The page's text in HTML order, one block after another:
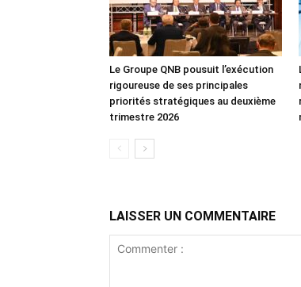
Le Groupe QNB pousuit l’exécution
rigoureuse de ses principales
priorités stratégiques au deuxième
trimestre 2026
LAISSER UN COMMENTAIRE